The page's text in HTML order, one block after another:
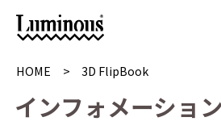
HOME 3D FlipBook
インフォメーショ ン